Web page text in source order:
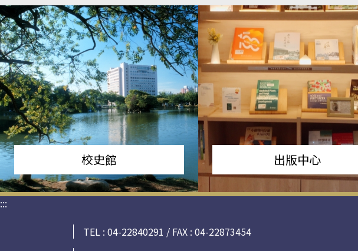
校史館 出版中心
:::
TEL : 04-22840291 / FAX : 04-22873454